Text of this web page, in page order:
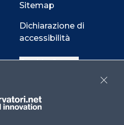
Sitemap
Dichiarazione di
accessibilità
Cookie Center
LinkedIn